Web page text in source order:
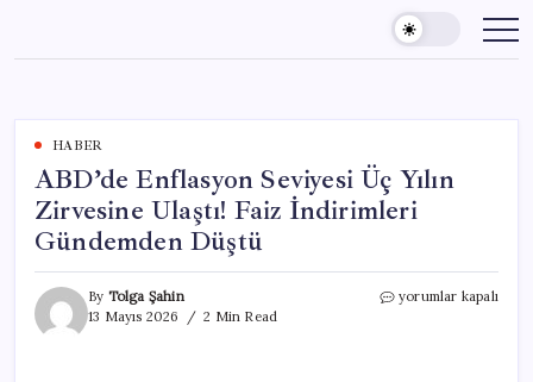
content
HABER
ABD’de Enflasyon Seviyesi Üç Yılın
Zirvesine Ulaştı! Faiz İndirimleri
Gündemden Düştü
By Tolga Şahin
13 Mayıs 2026
2 Min Read
ABD’de
yorumlar kapalı